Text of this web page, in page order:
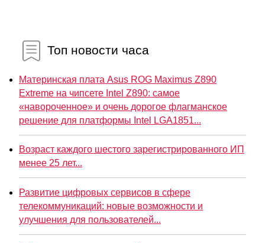
Топ новости часа
Материнская плата Asus ROG Maximus Z890
Extreme на чипсете Intel Z890: самое
«навороченное» и очень дорогое флагманское
решение для платформы Intel LGA1851...
Возраст каждого шестого зарегистрированного ИП
менее 25 лет...
Развитие цифровых сервисов в сфере
телекоммуникаций: новые возможности и
улучшения для пользователей...